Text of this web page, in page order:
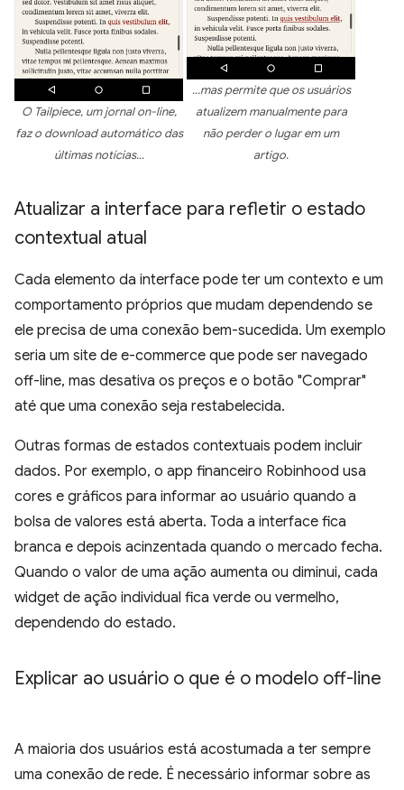
O Tailpiece, um jornal on-line,
faz o download automático das
últimas notícias…
…mas permite que os usuários
atualizem manualmente para
não perder o lugar em um
artigo.
Atualizar a interface para refletir o estado
contextual atual
Cada elemento da interface pode ter um contexto e um
comportamento próprios que mudam dependendo se
ele precisa de uma conexão bem-sucedida. Um exemplo
seria um site de e-commerce que pode ser navegado
off-line, mas desativa os preços e o botão "Comprar"
até que uma conexão seja restabelecida.
Outras formas de estados contextuais podem incluir
dados. Por exemplo, o app financeiro Robinhood usa
cores e gráficos para informar ao usuário quando a
bolsa de valores está aberta. Toda a interface fica
branca e depois acinzentada quando o mercado fecha.
Quando o valor de uma ação aumenta ou diminui, cada
widget de ação individual fica verde ou vermelho,
dependendo do estado.
Explicar ao usuário o que é o modelo off-line
A maioria dos usuários está acostumada a ter sempre
uma conexão de rede. É necessário informar sobre as